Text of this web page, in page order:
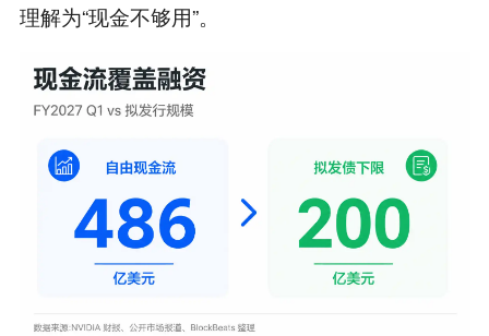
理解为“现金不够用”。